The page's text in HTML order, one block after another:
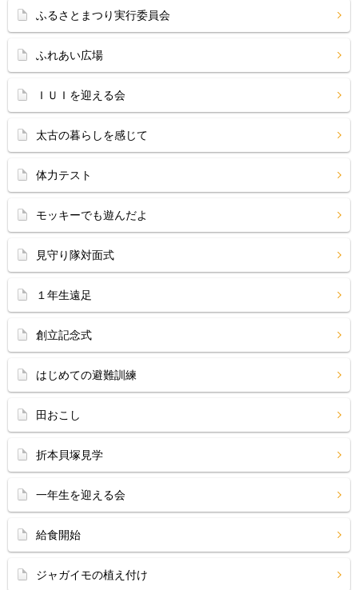
ふるさとまつり実行委員会
ふれあい広場
ＩＵＩを迎える会
太古の暮らしを感じて
体力テスト
モッキーでも遊んだよ
見守り隊対面式
１年生遠足
創立記念式
はじめての避難訓練
田おこし
折本貝塚見学
一年生を迎える会
給食開始
ジャガイモの植え付け